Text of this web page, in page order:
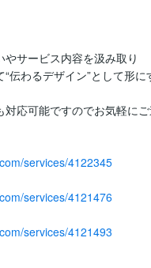
やサービス内容を汲み取り
伝わるデザイン”として形
対応可能ですのでお気軽にご
services/4122345
services/4121476
services/4121493